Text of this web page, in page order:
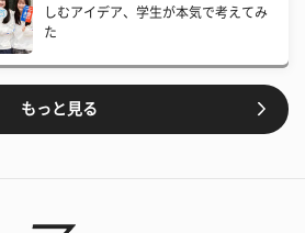
しむアイデア、学生が本気で考えてみ
た
もっと見る